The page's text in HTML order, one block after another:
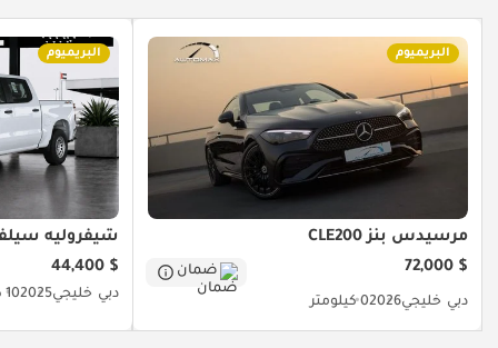
البريميوم
مرسيدس بنز CLE200
$ 72,000
ضمان
دبي خليجي20260 كيلومتر
البريميوم
شيفروليه
$ 44,400
دبي خليجي202510 كيلومتر